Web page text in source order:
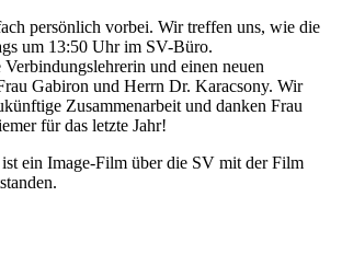
persönlich vorbei. Wir treffen uns, wie die
um 13:50 Uhr im SV-Büro.
und einen neuen
Gabiron und Herrn Dr. Karacsony. Wir
Zusammenarbeit und danken Frau
für das letzte Jahr!
ein Image-Film über die SV mit der Film